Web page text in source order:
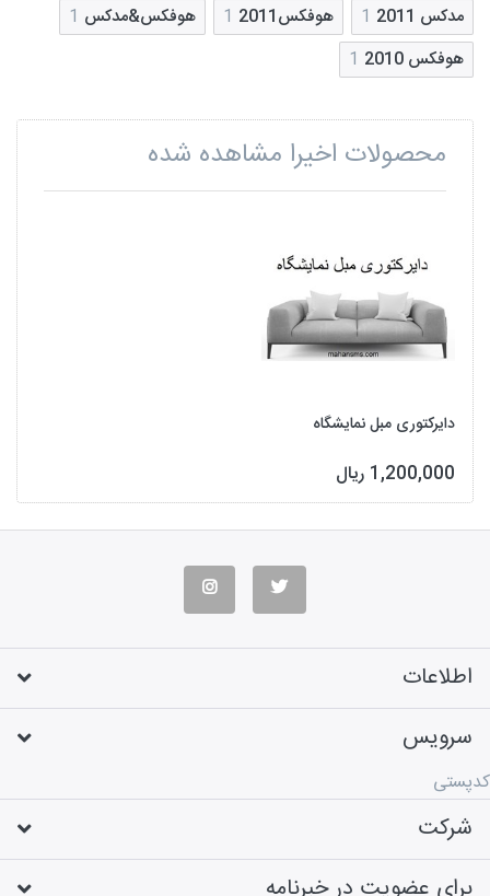
مدکس 2011
1 هوفکس2011 1 هوفکس&مدکس 1
هوفکس 2010
1
محصولات اخیرا مشاهده شده
دایرکتوری مبل نمایشگاه
1,200,000 ریال
اطلاعات
سرویس
کدپستی
شرکت
برای عضویت در خبرنامه